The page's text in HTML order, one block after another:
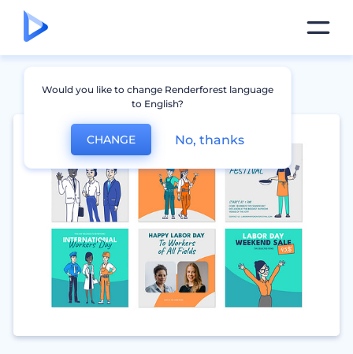
Would you like to change Renderforest language
to English?
CHANGE No, thanks